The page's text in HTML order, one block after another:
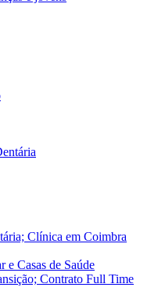
Clínica em Coimbra
e Casas de Saúde
Contrato Full Time